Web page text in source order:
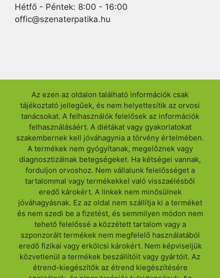
Hétfő - Péntek: 8:00 - 16:00
offic@szenaterpatika.hu
Az ezen az oldalon található információk csak
tájékoztató jellegűek, és nem helyettesítik az orvosi
tanácsokat. A felhasználók felelősek az információk
felhasználásáért. A diétákat vagy gyakorlatokat
szakembernek kell jóváhagynia a törvény értelmében.
A termékek nem gyógyítanak, megelőznek vagy
diagnosztizálnak betegségeket. Ha kétségei vannak,
forduljon orvoshoz. Nem vállalunk felelősséget a
tartalommal vagy termékekkel való visszaélésből
eredő károkért. A linkek nem minősülnek
jóváhagyásnak. Ez az oldal nem szállítja ki a terméket
és nem szedi be a fizetést, és semmilyen módon nem
tehető felelőssé a közzétett tartalom vagy a
szponzorált termékek nem megfelelő használatából
eredő fizikai vagy erkölcsi károkért. Nem képviseljük
közvetlenül a termékek beszállítóit vagy gyártóit. Az
étrend-kiegészítők az étrend kiegészítésére